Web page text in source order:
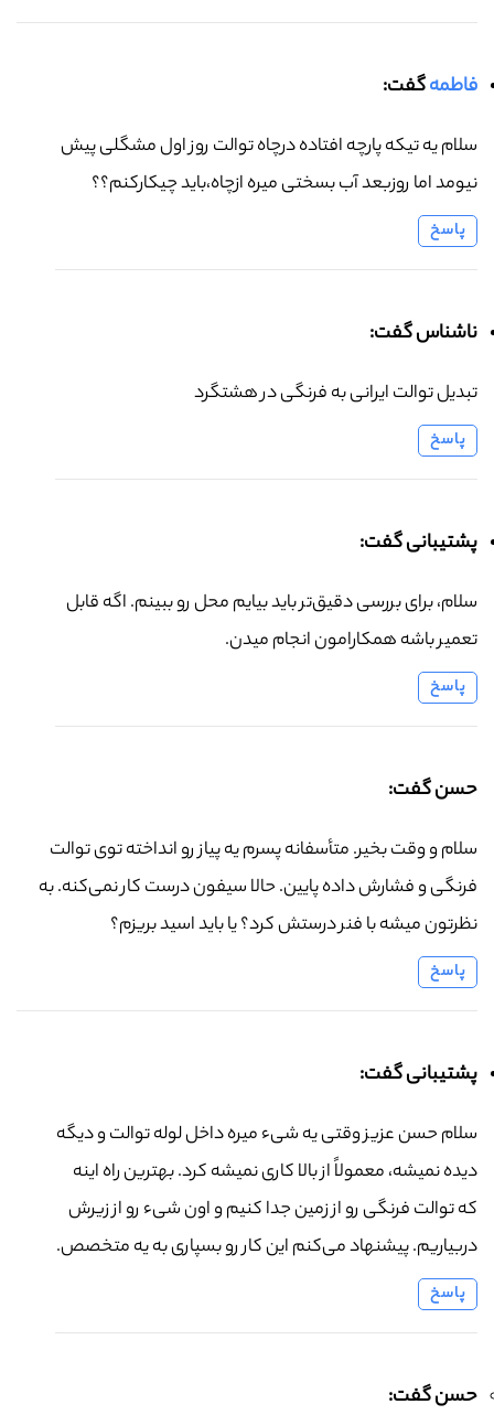
فاطمهگفت:
سلام یه تیکه پارچه افتاده درچاه توالت روز اول مشگلی پیش
نیومد اما روزبعد آب بسختی میره ازچاه،باید چیکارکنم؟؟
پاسخ
ناشناس گفت:
تبدیل توالت ایرانی به فرنگی در هشتگرد
پاسخ
پشتیبانی گفت:
سلام، برای بررسی دقیق‌تر باید بیایم محل رو ببینم. اگه قابل
تعمیر باشه همکارامون انجام میدن.
پاسخ
حسن گفت:
سلام و وقت بخیر. متأسفانه پسرم یه پیاز رو انداخته توی توالت
فرنگی و فشارش داده پایین. حالا سیفون درست کار نمی‌کنه. به
نظرتون میشه با فنر درستش کرد؟ یا باید اسید بریزم؟
پاسخ
پشتیبانی گفت:
سلام حسن عزیز وقتی یه شیء میره داخل لوله توالت و دیگه
دیده نمیشه، معمولاً از بالا کاری نمیشه کرد. بهترین راه اینه
که توالت فرنگی رو از زمین جدا کنیم و اون شیء رو از زیرش
دربیاریم. پیشنهاد می‌کنم این کار رو بسپاری به یه متخصص.
پاسخ
حسن گفت: